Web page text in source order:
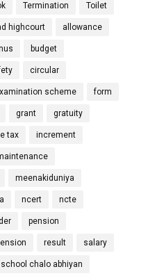
Termination Toilet
highcourt allowance
budget
circular
scheme form
grant gratuity
tax increment
meenakiduniya
ncert ncte
pension
result salary
school chalo abhiyan